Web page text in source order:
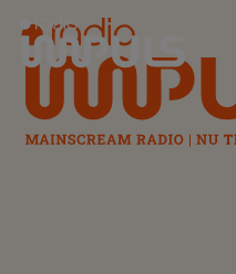
Radio Impuls